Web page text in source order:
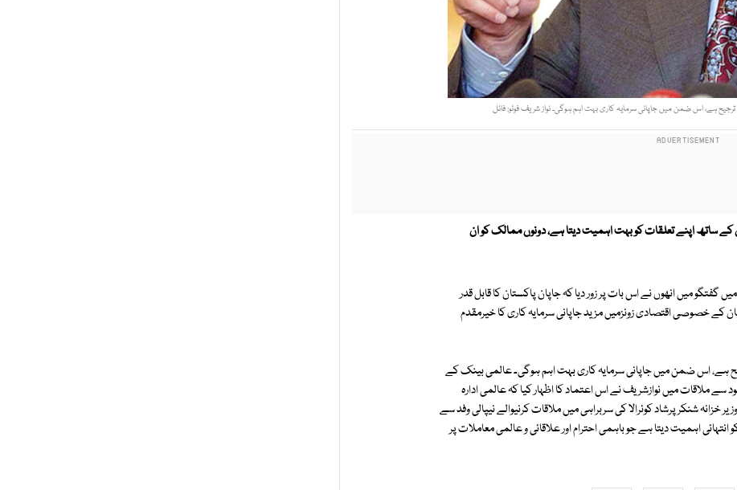
ہے، اس ضمن میں جاپانی سرمایہ کاری بہت اہم ہوگی۔ نواز شریف فوٹو: فائل
کے ساتھ اپنے تعلقات کو بہت اہمیت دیتا ہے، دونوں ممالک کو ان
میں انھوں نے اس بات پر زور دیا کہ جاپان پاکستان کا قابل قدر
کے خصوصی اقتصادی زونزمیں مزید جاپانی سرمایہ کاری کا خیرمقدم
ہے، اس ضمن میں جاپانی سرمایہ کاری بہت اہم ہوگی۔ عالمی بینک کے
سے ملاقات میں نوازشریف نے اس اعتماد کا اظہار کیا کہ عالمی ادارہ
خزانہ شنکر پرشاد کوئرالا کی سربراہی میں ملاقات کرنیوالے نیپالی وفد سے
اہمیت دیتا ہے جو باہمی احترام اور علاقائی و عالمی معاملات پر